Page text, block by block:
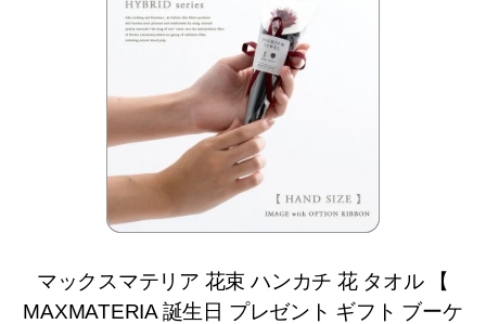
マックスマテリア 花束 ハンカチ 花 タオル 【
MAXMATERIA 誕生日 プレゼント ギフト ブーケ